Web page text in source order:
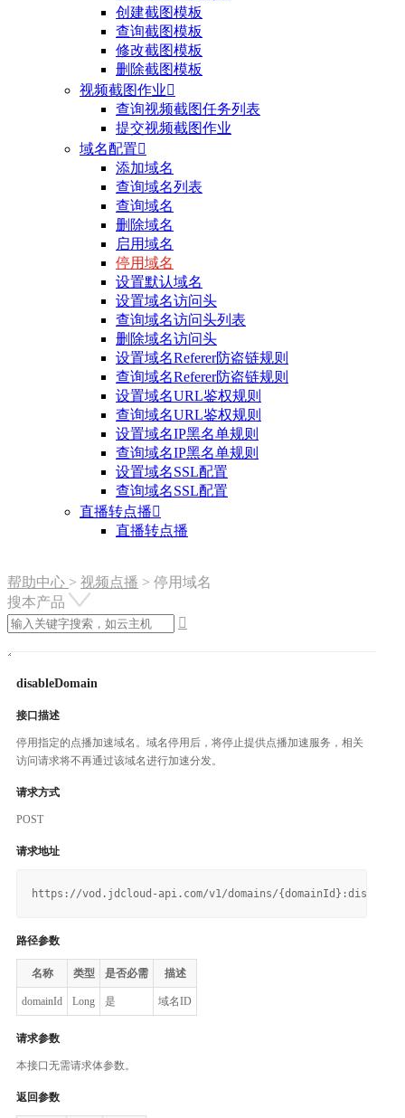
创建截图模板
查询截图模板
修改截图模板
删除截图模板
视频截图作业
查询视频截图任务列表
提交视频截图作业
域名配置
添加域名
查询域名列表
查询域名
删除域名
启用域名
停用域名
设置默认域名
设置域名访问头
查询域名访问头列表
删除域名访问头
设置域名Referer防盗链规则
查询域名Referer防盗链规则
设置域名URL鉴权规则
查询域名URL鉴权规则
设置域名IP黑名单规则
查询域名IP黑名单规则
设置域名SSL配置
查询域名SSL配置
直播转点播
直播转点播
帮助中心 > 视频点播 > 停用域名
搜本产品

disableDomain
接口描述
停用指定的点播加速域名。域名停用后，将停止提供点播加速服务，相关
访问请求将不再通过该域名进行加速分发。
请求方式
POST
请求地址
路径参数
名称 类型 是否必需 描述
domainId Long 是 域名ID
请求参数
本接口无需请求体参数。
返回参数